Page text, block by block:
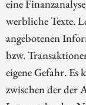
eine
werbliche Texte.
angebotenen
bzw.
eigene Gefahr. Es
zwischen der der